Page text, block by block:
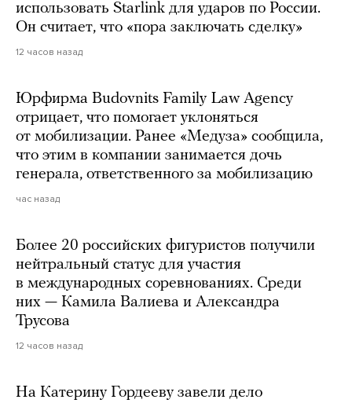
использовать Starlink для ударов по России.
Он считает, что «пора заключать сделку»
12 часов назад
Юрфирма Budovnits Family Law Agency
отрицает, что помогает уклоняться
от мобилизации. Ранее «Медуза» сообщила,
что этим в компании занимается дочь
генерала, ответственного за мобилизацию
час назад
Более 20 российских фигуристов получили
нейтральный статус для участия
в международных соревнованиях. Среди
них — Камила Валиева и Александра
Трусова
12 часов назад
На Катерину Гордееву завели дело